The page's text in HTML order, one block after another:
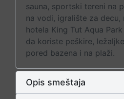
sauna, sportski tereni na
na vodi, igralište za decu,
hotela King Tut Aqua
da koriste peškire,
pored bazena i na plaži.
Opis smeštaja